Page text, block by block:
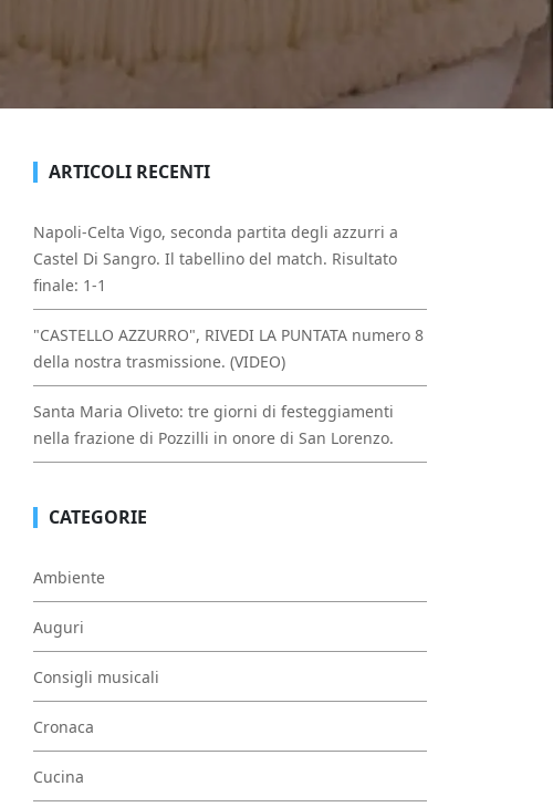
ARTICOLI RECENTI
Napoli-Celta Vigo, seconda partita degli azzurri a
Castel Di Sangro. Il tabellino del match. Risultato
finale: 1-1
"CASTELLO AZZURRO", RIVEDI LA PUNTATA numero 8
della nostra trasmissione. (VIDEO)
Santa Maria Oliveto: tre giorni di festeggiamenti
nella frazione di Pozzilli in onore di San Lorenzo.
CATEGORIE
Ambiente
Auguri
Consigli musicali
Cronaca
Cucina